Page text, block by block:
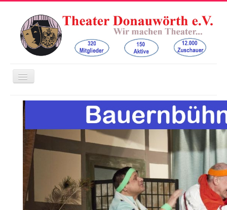
Navigation
Home
Der Verein
Bauernbühne Auchsesheim
Freilichtbühne am Mangoldfelsen
Kinder- und Jugendtheater
Kontakt
Spenden